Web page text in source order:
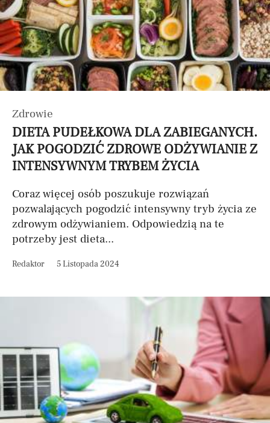
Zdrowie
DIETA PUDEŁKOWA DLA ZABIEGANYCH.
JAK POGODZIĆ ZDROWE ODŻYWIANIE Z
INTENSYWNYM TRYBEM ŻYCIA
Coraz więcej osób poszukuje rozwiązań
pozwalających pogodzić intensywny tryb życia ze
zdrowym odżywianiem. Odpowiedzią na te
potrzeby jest dieta...
Redaktor 5 Listopada 2024